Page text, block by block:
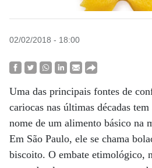
02/02/2018 - 18:00
Uma das principais fontes de
cariocas nas últimas décadas
nome de um alimento básico na
Em São Paulo, ele se chama
biscoito. O embate etimológico,